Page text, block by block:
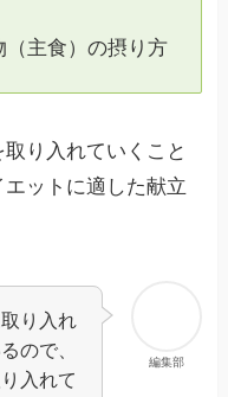
（主食）の摂り方
り入れていくこと
ットに適した献立
編集部
り入れ
ので、
入れて